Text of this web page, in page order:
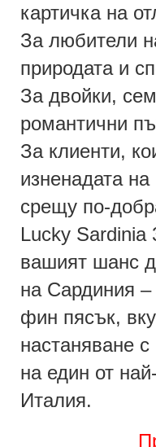
картичка на
За любители
природата и
За двойки,
романтични
За клиенти,
изненадата на
срещу по-
Lucky
вашият шанс
на Сардиния –
фин пясък,
настаняване
на един от
Италия.